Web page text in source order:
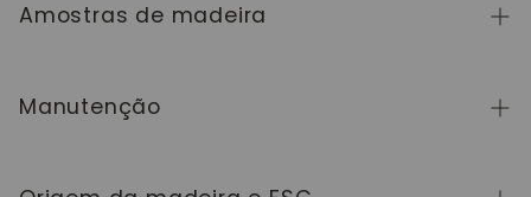
Amostras de madeira
coleção NordicStory, clique
Manutenção
apreciado pelo seu caráter autêntico e pela sua